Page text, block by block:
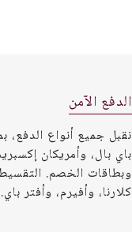
الدفع الآمن
نقبل جميع أنواع الدفع،
باي بال، وأمريكان
وبطاقات الخصم.
كلارنا، وأفيرم، وأفتر باي.